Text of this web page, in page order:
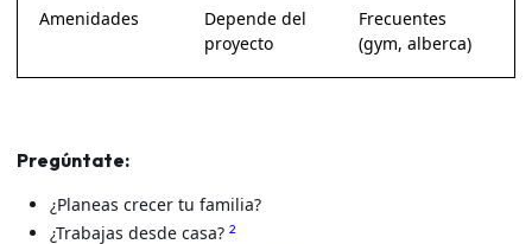
Amenidades
Depende del
proyecto
Frecuentes
(gym, alberca)
Pregúntate:
¿Planeas crecer tu familia?
¿Trabajas desde casa? 2